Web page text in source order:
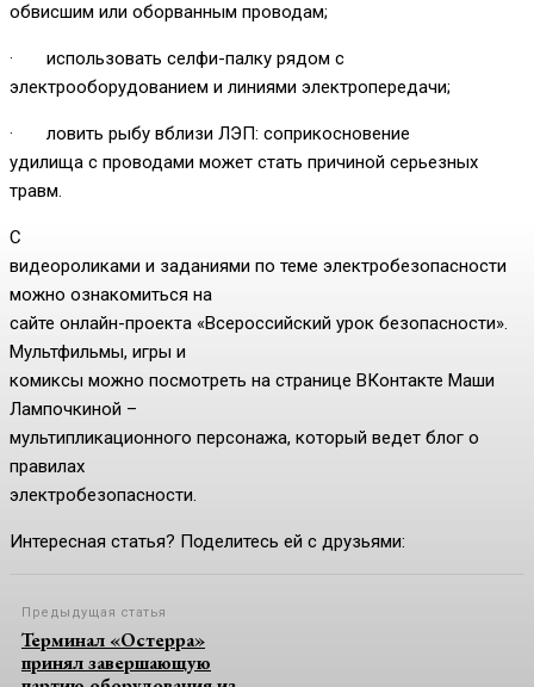
обвисшим или оборванным проводам;
· использовать селфи-палку рядом с
электрооборудованием и линиями электропередачи;
· ловить рыбу вблизи ЛЭП: соприкосновение
удилища с проводами может стать причиной серьезных
травм.
С
видеороликами и заданиями по теме электробезопасности
можно ознакомиться на
сайте онлайн-проекта «Всероссийский урок безопасности».
Мультфильмы, игры и
комиксы можно посмотреть на странице ВКонтакте Маши
Лампочкиной –
мультипликационного персонажа, который ведет блог о
правилах
электробезопасности.
Интересная статья? Поделитесь ей с друзьями:
Предыдущая статья
Терминал «Остерра»
принял завершающую